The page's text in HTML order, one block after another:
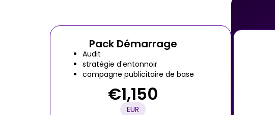
Pack Démarrage
Audit
stratégie d'entonnoir
campagne publicitaire de base
€1,150
EUR